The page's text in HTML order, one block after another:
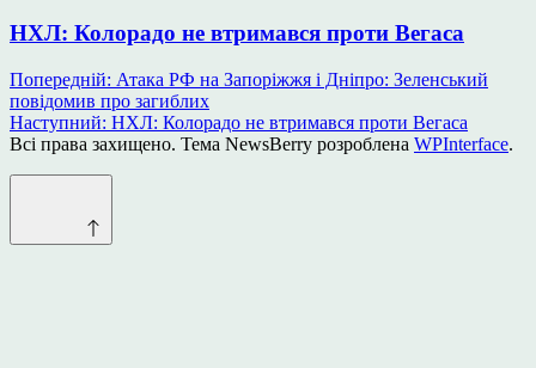
НХЛ: Колорадо не втримався проти Вегаса
Навігація
записів
Попередній: Атака РФ на Запоріжжя і Дніпро: Зеленський
повідомив про загиблих
Наступний: НХЛ: Колорадо не втримався проти Вегаса
Всі права захищено. Тема NewsBerry розроблена WPInterface.